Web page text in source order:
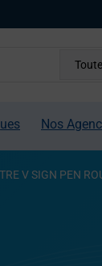
Nos
V SIGN PEN